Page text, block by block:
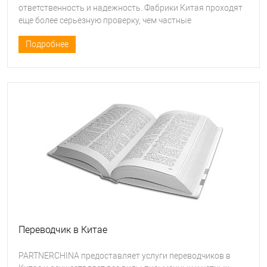
ответственность и надежность. Фабрики Китая проходят
еще более серьезную проверку, чем частные
более долгосрочные взаимоотношения и наши клиенты
предоставляемой информации.
Подробнее
Переводчик в Китае
PARTNERCHINA предоставляет услуги переводчиков в